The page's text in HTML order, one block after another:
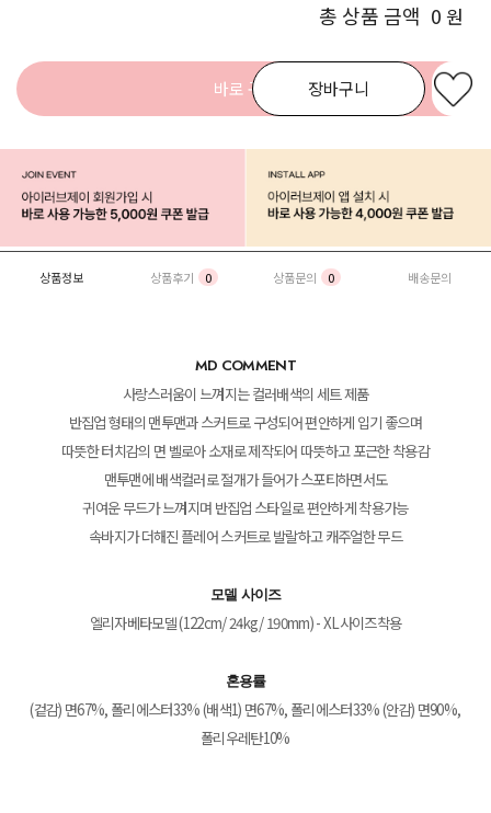
총 상품 금액 0 원
장바구니
바로 구매
상품정보 상품후기 0 상품문의 0 배송문의
MD COMMENT
사랑스러움이 느껴지는 컬러배색의 세트 제품
반집업 형태의 맨투맨과 스커트로 구성되어 편안하게 입기 좋으며
따뜻한 터치감의 면 벨로아 소재로 제작되어 따뜻하고 포근한 착용감
맨투맨에 배색컬러로 절개가 들어가 스포티하면서도
귀여운 무드가 느껴지며 반집업 스타일로 편안하게 착용가능
속바지가 더해진 플레어 스커트로 발랄하고 캐주얼한 무드
모델 사이즈
엘리자베타모델 (122cm/ 24kg/ 190mm) - XL사이즈착용
혼용률
(겉감) 면67%, 폴리에스터33% (배색1) 면67%, 폴리에스터33% (안감) 면90%,
폴리우레탄10%